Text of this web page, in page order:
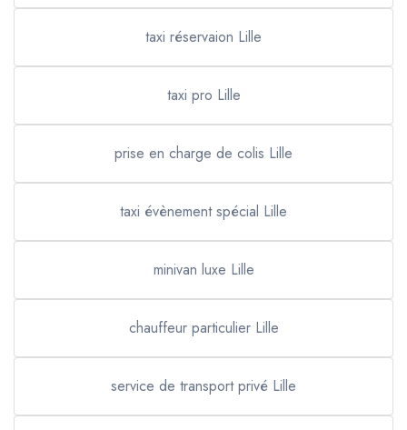
taxi réservaion Lille
taxi pro Lille
prise en charge de colis Lille
taxi évènement spécial Lille
minivan luxe Lille
chauffeur particulier Lille
service de transport privé Lille